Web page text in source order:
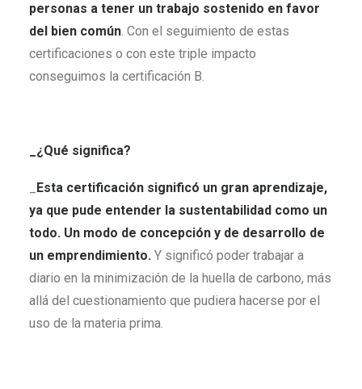
personas a tener un trabajo sostenido en favor
del bien común. Con el seguimiento de estas
certificaciones o con este triple impacto
conseguimos la certificación B.
_¿Qué significa?
Esta certificación significó un gran aprendizaje,
ya que pude entender la sustentabilidad como un
todo. Un modo de concepción y de desarrollo de
un emprendimiento. Y significó poder trabajar a
diario en la minimización de la huella de carbono, más
allá del cuestionamiento que pudiera hacerse por el
uso de la materia prima.